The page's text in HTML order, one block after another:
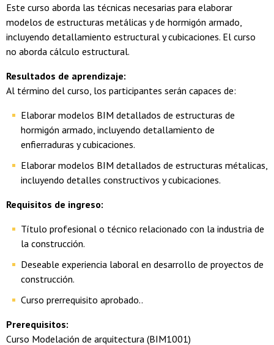
Este curso aborda las técnicas necesarias para elaborar
modelos de estructuras metálicas y de hormigón armado,
incluyendo detallamiento estructural y cubicaciones. El curso
no aborda cálculo estructural.
Resultados de aprendizaje:
Al término del curso, los participantes serán capaces de:
Elaborar modelos BIM detallados de estructuras de
hormigón armado, incluyendo detallamiento de
enfierraduras y cubicaciones.
Elaborar modelos BIM detallados de estructuras métalicas,
incluyendo detalles constructivos y cubicaciones.
Requisitos de ingreso:
Título profesional o técnico relacionado con la industria de
la construcción.
Deseable experiencia laboral en desarrollo de proyectos de
construcción.
Curso prerrequisito aprobado..
Prerequisitos:
Curso Modelación de arquitectura (BIM1001)